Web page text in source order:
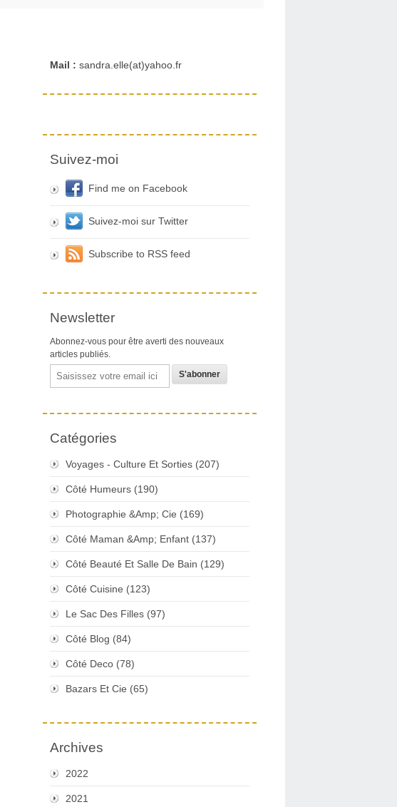
Mail : sandra.elle(at)yahoo.fr
Suivez-moi
Find me on Facebook
Suivez-moi sur Twitter
Subscribe to RSS feed
Newsletter
Abonnez-vous pour être averti des nouveaux
articles publiés.
Email
Catégories
Voyages - Culture Et Sorties (207)
Côté Humeurs (190)
Photographie &Amp; Cie (169)
Côté Maman &Amp; Enfant (137)
Côté Beauté Et Salle De Bain (129)
Côté Cuisine (123)
Le Sac Des Filles (97)
Côté Blog (84)
Côté Deco (78)
Bazars Et Cie (65)
Archives
2022
2021